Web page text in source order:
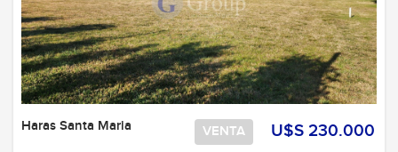
U$S 230.000
VENTA
Haras Santa Maria